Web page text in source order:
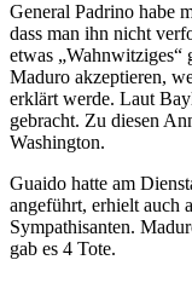
General Padrino habe
dass man ihn nicht
etwas „Wahnwitziges“
Maduro akzeptieren,
erklärt werde. Laut
gebracht. Zu diesen
Washington.
Guaido hatte am
angeführt, erhielt auch
Sympathisanten.
gab es 4 Tote.